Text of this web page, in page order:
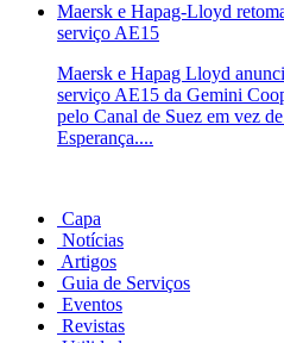
Maersk e Hapag-Lloyd
serviço AE15
Maersk e Hapag Lloyd
serviço AE15 da Gemini
pelo Canal de Suez em vez
Esperança....
Capa
Notícias
Artigos
Guia de Serviços
Eventos
Revistas